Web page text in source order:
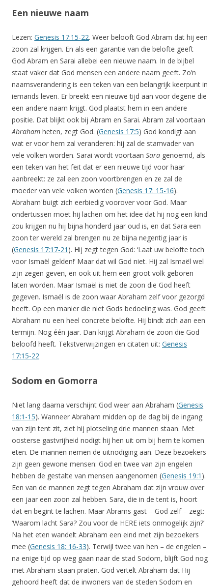
Een nieuwe naam
Lezen: Genesis 17:15-22. Weer belooft God Abram dat hij een
zoon zal krijgen. En als een garantie van die belofte geeft
God Abram en Sarai allebei een nieuwe naam. In de bijbel
staat vaker dat God mensen een andere naam geeft. Zo’n
naamsverandering is een teken van een belangrijk keerpunt in
iemands leven. Er breekt een nieuwe tijd aan voor degene die
een andere naam krijgt. God plaatst hem in een andere
positie. Dat blijkt ook bij Abram en Sarai. Abram zal voortaan
Abraham heten, zegt God. (Genesis 17:5) God kondigt aan
wat er voor hem zal veranderen: hij zal de stamvader van
vele volken worden. Sarai wordt voortaan Sara genoemd, als
een teken van het feit dat er een nieuwe tijd voor haar
aanbreekt: ze zal een zoon voortbrengen en ze zal de
moeder van vele volken worden (Genesis 17: 15-16).
Abraham buigt zich eerbiedig voorover voor God. Maar
ondertussen moet hij lachen om het idee dat hij nog een kind
zou krijgen nu hij bijna honderd jaar oud is, en dat Sara een
zoon ter wereld zal brengen nu ze bijna negentig jaar is
(Genesis 17:17-21 ). Hij zegt tegen God: ‘Laat uw belofte toch
voor Ismaël gelden!’ Maar dat wil God niet. Hij zal Ismaël wel
zijn zegen geven, en ook uit hem een groot volk geboren
laten worden. Maar Ismaël is niet de zoon die God heeft
gegeven. Ismaël is de zoon waar Abraham zelf voor gezorgd
heeft. Op een manier die niet Gods bedoeling was. God geeft
Abraham nu een heel concrete belofte. Hij bindt zich aan een
termijn. Nog één jaar. Dan krijgt Abraham de zoon die God
beloofd heeft. Tekstverwijzingen en citaten uit: Genesis
17:15-22
Sodom en Gomorra
Niet lang daarna verschijnt God weer aan Abraham (Genesis
18:1-15). Wanneer Abraham midden op de dag bij de ingang
van zijn tent zit, ziet hij plotseling drie mannen staan. Met
oosterse gastvrijheid nodigt hij hen uit om bij hem te komen
eten. De mannen nemen de uitnodiging aan. Deze bezoekers
zijn geen gewone mensen: God en twee van zijn engelen
hebben de gestalte van mensen aangenomen (Genesis 19:1 ).
Een van de mannen zegt tegen Abraham dat zijn vrouw over
een jaar een zoon zal hebben. Sara, die in de tent is, hoort
dat en begint te lachen. Maar Abrams gast – God zelf – zegt:
‘Waarom lacht Sara? Zou voor de HERE iets onmogelijk zijn?’
Na het eten wandelt Abraham een eind met zijn bezoekers
mee (Genesis 18: 16-33). Terwijl twee van hen – de engelen –
na enige tijd op weg gaan naar de stad Sodom, blijft God nog
met Abraham staan praten. God vertelt Abraham dat Hij
gehoord heeft dat de inwoners van de steden Sodom en